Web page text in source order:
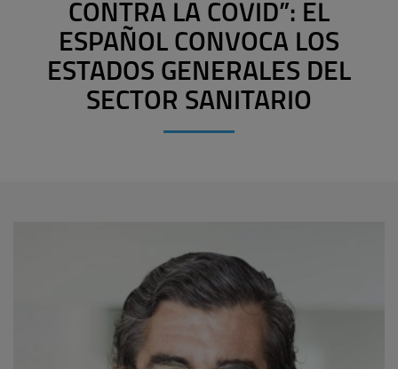
CONTRA LA COVID”: EL
ESPAÑOL CONVOCA LOS
ESTADOS GENERALES DEL
SECTOR SANITARIO